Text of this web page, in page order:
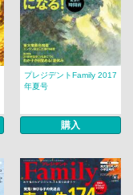
プレジデントFamily 2017
年夏号
購入